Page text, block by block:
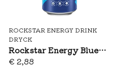
ROCKSTAR ENERGY DRINK
DRYCK
Rockstar Energy Blueberry Pomegranate 500ml
€ 2,88